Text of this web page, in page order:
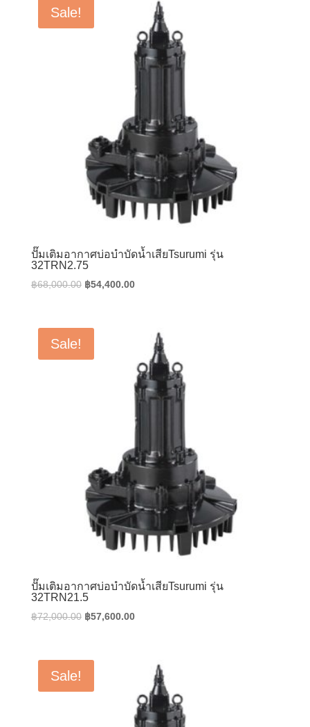
Sale!
ปั๊มเติมอากาศบ่อบำบัดน้ำเสียTsurumi รุ่น
32TRN2.75
฿68,000.00 Original
฿68,000.00.
฿54,400.00Current
฿54,400.00.
Sale!
ปั๊มเติมอากาศบ่อบำบัดน้ำเสียTsurumi รุ่น
32TRN21.5
฿72,000.00 Original
฿72,000.00.
฿57,600.00Current
฿57,600.00.
Sale!